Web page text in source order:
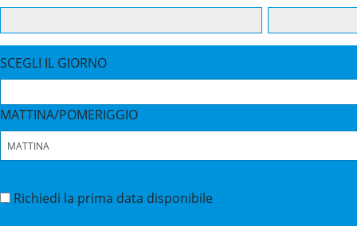
SCEGLI IL GIORNO
MATTINA/POMERIGGIO
Richiedi la prima data disponibile